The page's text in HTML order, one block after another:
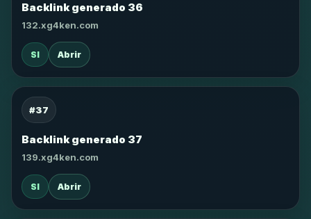
Backlink generado 36
132.xg4ken.com
SI Abrir
#37
Backlink generado 37
139.xg4ken.com
SI Abrir